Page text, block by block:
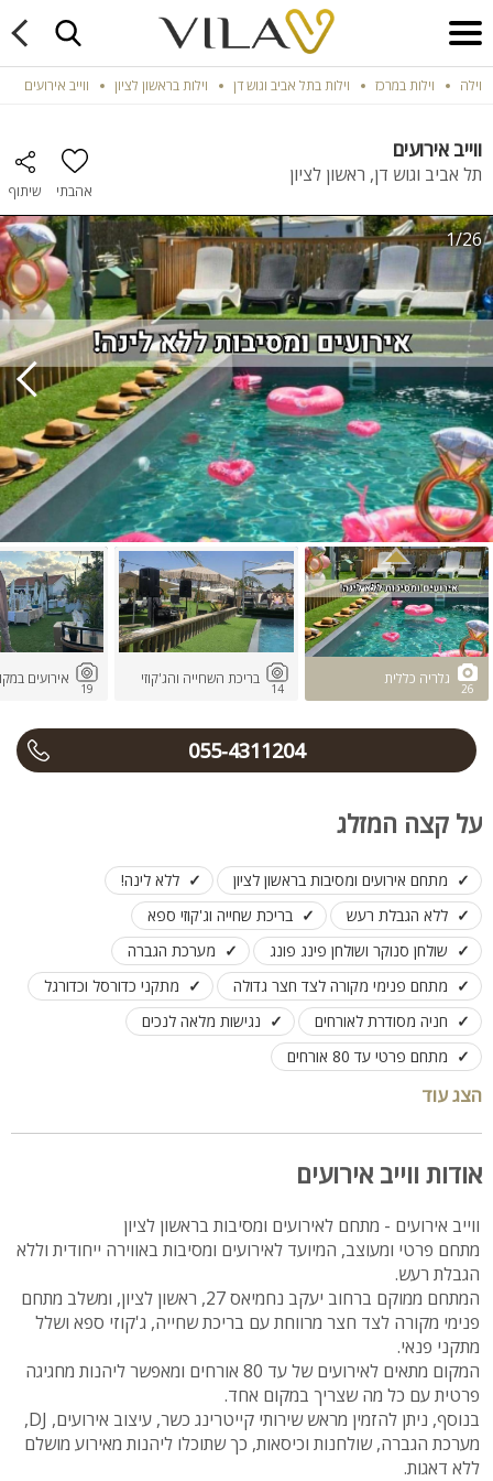
וילה וילות במרכז וילות בתל אביב וגוש דן וילות בראשון לציון ווייב אירועים
ווייב אירועים
תל אביב וגוש דן, ראשון לציון
אהבתי שיתוף
1/26
26
גלריה כללית
14
בריכת השחייה והג'קוזי
19
אירועים
055-4311204
על קצה המזלג
מתחם אירועים ומסיבות בראשון לציון
ללא לינה!
ללא הגבלת רעש
בריכת שחייה וג'קוזי ספא
שולחן סנוקר ושולחן פינג פונג
מערכת הגברה
מתחם פנימי מקורה לצד חצר גדולה
מתקני כדורסל וכדורגל
חניה מסודרת לאורחים
נגישות מלאה לנכים
מתחם פרטי עד 80 אורחים
ניתן לקיים אירועים מגיל 25 ומעלההצג עוד
אודות ווייב אירועים
ווייב אירועים - מתחם לאירועים ומסיבות בראשון לציון
מתחם פרטי ומעוצב, המיועד לאירועים ומסיבות באווירה ייחודית וללא
הגבלת רעש.
המתחם ממוקם ברחוב יעקב נחמיאס 27, ראשון לציון, ומשלב מתחם
פנימי מקורה לצד חצר מרווחת עם בריכת שחייה, ג'קוזי ספא ושלל
מתקני פנאי.
המקום מתאים לאירועים של עד 80 אורחים ומאפשר ליהנות מחגיגה
פרטית עם כל מה שצריך במקום אחד.
בנוסף, ניתן להזמין מראש שירותי קייטרינג כשר, עיצוב אירועים, DJ,
מערכת הגברה, שולחנות וכיסאות, כך שתוכלו ליהנות מאירוע מושלם
ללא דאגות.